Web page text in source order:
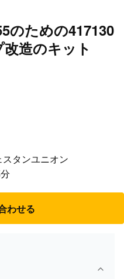
のための417130
造のキット
タンユニオン
わせる